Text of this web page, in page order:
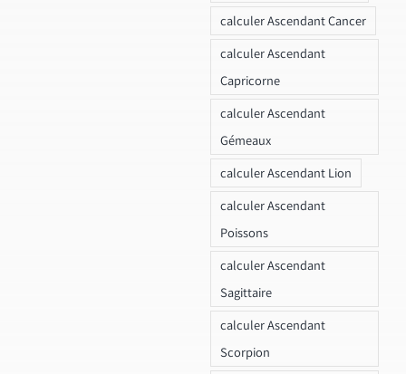
calculer Ascendant Cancer
calculer Ascendant
Capricorne
calculer Ascendant
Gémeaux
calculer Ascendant Lion
calculer Ascendant
Poissons
calculer Ascendant
Sagittaire
calculer Ascendant
Scorpion